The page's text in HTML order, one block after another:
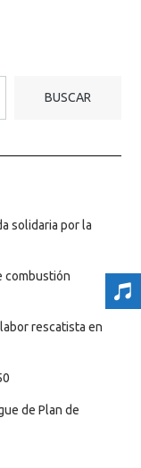
BUSCAR
solidaria por la
combustión
rescatista en
de Plan de